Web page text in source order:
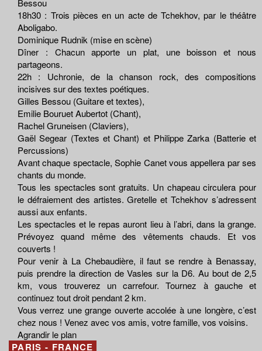
Bessou
18h30 : Trois pièces en un acte de Tchekhov, par le théâtre
Aboligabo.
Dominique Rudnik (mise en scène)
Dîner : Chacun apporte un plat, une boisson et nous
partageons.
22h : Uchronie, de la chanson rock, des compositions
incisives sur des textes poétiques.
Gilles Bessou (Guitare et textes),
Emilie Bouruet Aubertot (Chant),
Rachel Gruneisen (Claviers),
Gaël Segear (Textes et Chant) et Philippe Zarka (Batterie et
Percussions)
Avant chaque spectacle, Sophie Canet vous appellera par ses
chants du monde.
Tous les spectacles sont gratuits. Un chapeau circulera pour
le défraiement des artistes. Gretelle et Tchekhov s’adressent
aussi aux enfants.
Les spectacles et le repas auront lieu à l’abri, dans la grange.
Prévoyez quand même des vêtements chauds. Et vos
couverts !
Pour venir à La Chebaudière, il faut se rendre à Benassay,
puis prendre la direction de Vasles sur la D6. Au bout de 2,5
km, vous trouverez un carrefour. Tournez à gauche et
continuez tout droit pendant 2 km.
Vous verrez une grange ouverte accolée à une longère, c’est
chez nous ! Venez avec vos amis, votre famille, vos voisins.
Agrandir le plan
PARIS - FRANCE